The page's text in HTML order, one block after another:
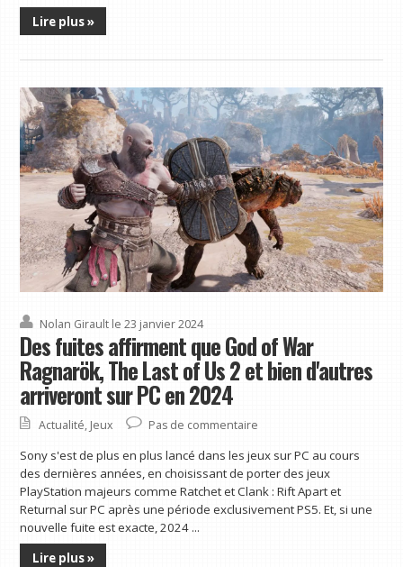
Lire plus »
Nolan Girault le 23 janvier 2024
Des fuites affirment que God of War
Ragnarök, The Last of Us 2 et bien d'autres
arriveront sur PC en 2024
Actualité, Jeux Pas de commentaire
Sony s'est de plus en plus lancé dans les jeux sur PC au cours
des dernières années, en choisissant de porter des jeux
PlayStation majeurs comme Ratchet et Clank : Rift Apart et
Returnal sur PC après une période exclusivement PS5. Et, si une
nouvelle fuite est exacte, 2024 ...
Lire plus »